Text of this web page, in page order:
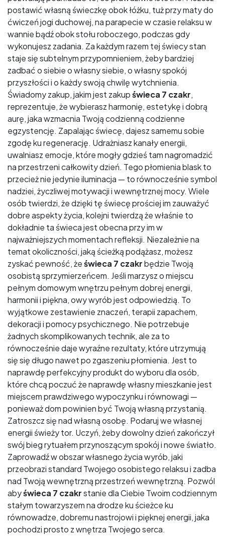
postawić własną świeczkę obok łóżku, tuż przy maty do
ćwiczeń jogi duchowej, na parapecie w czasie relaksu w
wannie bądź obok stołu roboczego, podczas gdy
wykonujesz zadania. Za każdym razem tej świecy stan
staje się subtelnym przypomnieniem, żeby bardziej
zadbać o siebie o własny siebie, o własny spokój
przyszłości i o każdy swoją chwilę wytchnienia.
Świadomy zakup, jakim jest zakupświeca 7 czakr,
reprezentuje, że wybierasz harmonię, estetykę i dobrą
aurę, jaka wzmacnia Twoją codzienną codzienne
egzystencję. Zapalając świecę, dajesz samemu sobie
zgodę ku regenerację. Udrażniasz kanały energii,
uwalniasz emocje, które mogły gdzieś tam nagromadzić
na przestrzeni całkowity dzień. Tego płomienia blask to
przecież nie jedynie iluminacja — to równocześnie symbol
nadziei, życzliwej motywacji i wewnętrznej mocy. Wiele
osób twierdzi, że dzięki tę świecę prościej im zauważyć
dobre aspekty życia, kolejni twierdzą że właśnie to
dokładnie ta świeca jest obecna przy im w
najważniejszych momentach refleksji. Niezależnie na
temat okoliczności, jaką ścieżką podążasz, możesz
zyskać pewność, żeświeca 7 czakrbędzie Twoją
osobistą sprzymierzeńcem. Jeśli marzysz o miejscu
pełnym domowym wnętrzu pełnym dobrej energii,
harmonii i piękna, owy wyrób jest odpowiedzią. To
wyjątkowe zestawienie znaczeń, terapii zapachem,
dekoracji i pomocy psychicznego. Nie potrzebuje
żadnych skomplikowanych technik, ale za to
równocześnie daje wyraźne rezultaty, które utrzymują
się się długo nawet po zgaszeniu płomienia. Jest to
naprawdę perfekcyjny produkt do wyboru dla osób,
które chcą poczuć że naprawdę własny mieszkanie jest
miejscem prawdziwego wypoczynku i równowagi —
ponieważ dom powinien być Twoją własną przystanią.
Zatroszcz się nad własną osobę. Podaruj we własnej
energii świeży tor. Uczyń, żeby dowolny dzień zakończył
swój bieg rytuałem przynoszącym spokój i nowe światło.
Zaprowadź w obszar własnego życia wyrób, jaki
przeobrazi standard Twojego osobistego relaksu i zadba
nad Twoją wewnętrzną przestrzeń wewnętrzną. Pozwól
abyświeca 7 czakrstanie dla Ciebie Twoim codziennym
stałym towarzyszem na drodze ku ścieżce ku
równowadze, dobremu nastrojowi i pięknej energii, jaka
pochodzi prosto z wnętrza Twojego serca.